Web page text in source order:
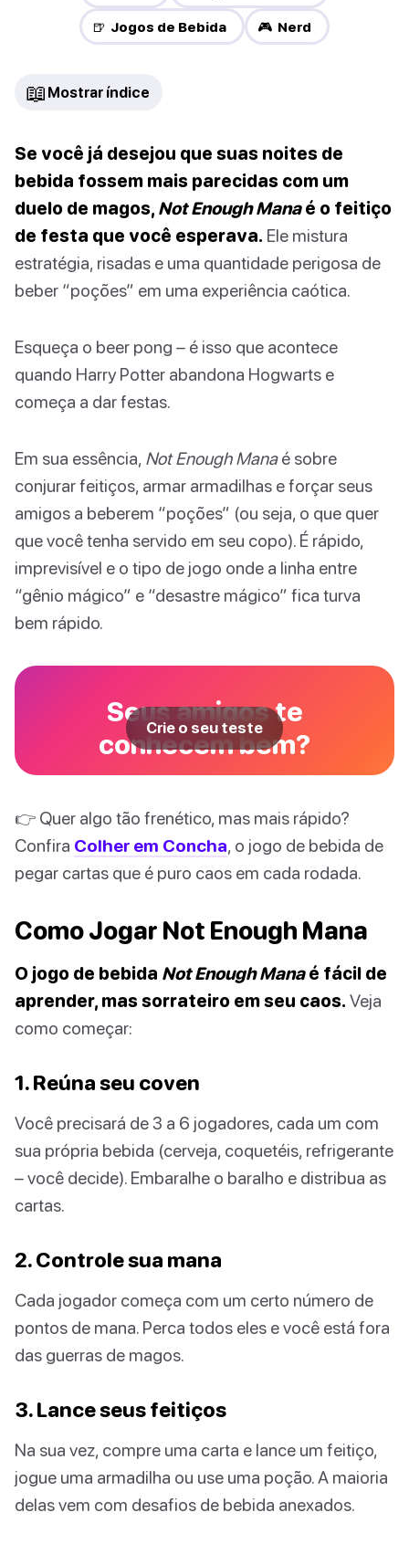
🍺 Jogos de Bebida 🎮 Nerd
📖 Mostrar índice
Se você já desejou que suas noites de
bebida fossem mais parecidas com um
duelo de magos, Not Enough Manaé o feitiço
de festa que você esperava. Ele mistura
estratégia, risadas e uma quantidade perigosa de
beber “poções” em uma experiência caótica.
Esqueça o beer pong – é isso que acontece
quando Harry Potter abandona Hogwarts e
começa a dar festas.
Em sua essência, Not Enough Manaé sobre
conjurar feitiços, armar armadilhas e forçar seus
amigos a beberem “poções” (ou seja, o que quer
que você tenha servido em seu copo). É rápido,
imprevisível e o tipo de jogo onde a linha entre
“gênio mágico” e “desastre mágico” fica turva
bem rápido.
Seus amigos te
conhecem bem?
Crie o seu teste
👉 Quer algo tão frenético, mas mais rápido?
Confira Colher em Concha, o jogo de bebida de
pegar cartas que é puro caos em cada rodada.
Como Jogar Not Enough Mana
O jogo de bebida Not Enough Manaé fácil de
aprender, mas sorrateiro em seu caos. Veja
como começar:
1. Reúna seu coven
Você precisará de 3 a 6 jogadores, cada um com
sua própria bebida (cerveja, coquetéis, refrigerante
– você decide). Embaralhe o baralho e distribua as
cartas.
2. Controle sua mana
Cada jogador começa com um certo número de
pontos de mana. Perca todos eles e você está fora
das guerras de magos.
3. Lance seus feitiços
Na sua vez, compre uma carta e lance um feitiço,
jogue uma armadilha ou use uma poção. A maioria
delas vem com desafios de bebida anexados.